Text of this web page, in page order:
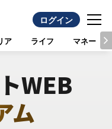
ログイン
ア ライフ マネー
WEB
ム